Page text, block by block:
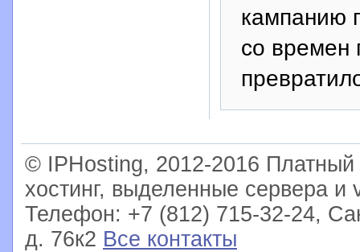
кампанию
со времен
© IPHosting, 2012-2016
хостинг, выделенные сервера и
Телефон: +7 (812) 715-32-24,
д. 76к2 Все контакты